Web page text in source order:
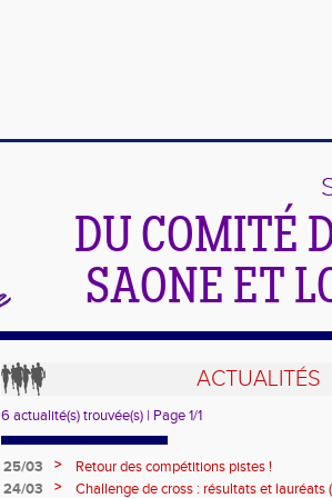
DU COMITÉ
SAONE ET
ACTUALITÉS
6 actualité(s) trouvée(s) | Page 1/1
25/03 >
Retour des compétitions pistes !
24/03
> Challenge de cross : résultats et lauréats